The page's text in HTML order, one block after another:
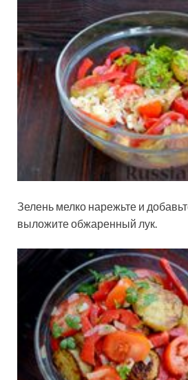
Зелень мелко нарежьте и
выложите обжаренный лук.